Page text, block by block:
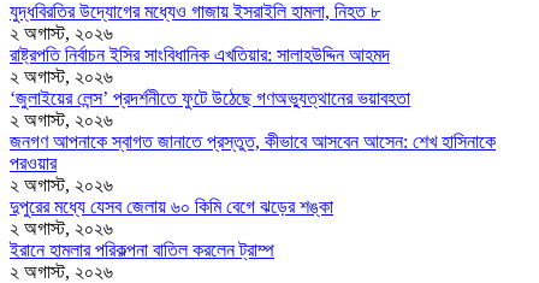
যুদ্ধবিরতির উদ্যোগের মধ্যেও গাজায় ইসরাইলি হামলা, নিহত ৮
২ অগাস্ট, ২০২৬
রাষ্ট্রপতি নির্বাচন ইসির সাংবিধানিক এখতিয়ার: সালাহউদ্দিন আহমদ
২ অগাস্ট, ২০২৬
‘জুলাইয়ের লেন্স’ প্রদর্শনীতে ফুটে উঠেছে গণঅভ্যুত্থানের ভয়াবহতা
২ অগাস্ট, ২০২৬
জনগণ আপনাকে স্বাগত জানাতে প্রস্তুত, কীভাবে আসবেন আসেন: শেখ হাসিনাকে
পরওয়ার
২ অগাস্ট, ২০২৬
দুপুরের মধ্যে যেসব জেলায় ৬০ কিমি বেগে ঝড়ের শঙ্কা
২ অগাস্ট, ২০২৬
ইরানে হামলার পরিকল্পনা বাতিল করলেন ট্রাম্প
২ অগাস্ট, ২০২৬